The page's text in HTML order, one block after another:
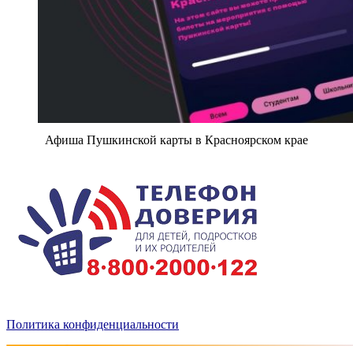
Афиша Пушкинской карты в Красноярском крае
Политика конфиденциальности